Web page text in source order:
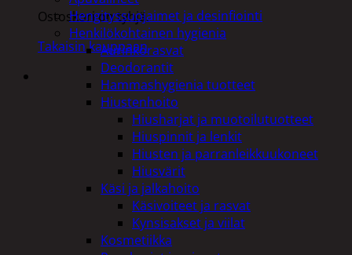
Ostoskori on tyhjä.
Takaisin kauppaan
Hengityssuojaimet ja desinfiointi
Henkilökohtainen hygienia
Aurinkorasvat
Deodorantit
Hammashygienia tuotteet
Hiustenhoito
Hiusharjat ja muotoilutuotteet
Hiuspinnit ja lenkit
Hiusten ja parranleikkuukoneet
Hiusvärit
Käsi ja jalkahoito
Käsivoiteet ja rasvat
Kynsisakset ja viilat
Kosmetiikka